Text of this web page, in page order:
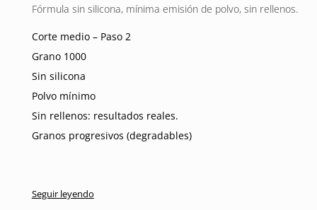
Fórmula sin silicona, mínima emisión de polvo, sin rellenos.
Corte medio – Paso 2
Grano 1000
Sin silicona
Polvo mínimo
Sin rellenos: resultados reales.
Granos progresivos (degradables)
Seguir leyendo